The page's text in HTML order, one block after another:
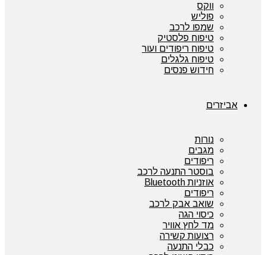
ווקס
פוליש
שמפו לרכב
טיפוח פלסטיק
טיפוח ריפודים ועור
טיפוח גלגלים
חידוש פנסים
אביזרים
נורות
מגבים
ריפודים
בוסטר התנעה לרכב
אוזניות Bluetooth
ריפודים
שואב אבק לרכב
כיסוי הגה
מד לחץ אוויר
רצועות קשירה
כבלי התנעה